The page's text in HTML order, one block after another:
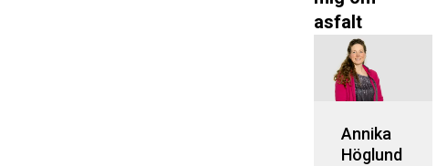
asfalt
Annika
Höglund